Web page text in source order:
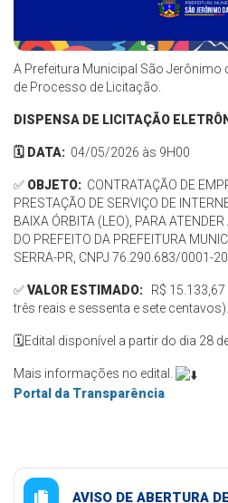
A Prefeitura Municipal São Jerônimo
de Processo de Licitação.
DISPENSA DE LICITAÇÃO
🗓️ DATA: 04/05/2026 às 9H00
✅ OBJETO: CONTRATAÇÃO DE
PRESTAÇÃO DE SERVIÇO DE
BAIXA ÓRBITA (LEO), PARA
DO PREFEITO DA PREFEITURA
SERRA-PR, CNPJ 76.290.683/0001-
✅VALOR ESTIMADO:
R$
três reais e sessenta e sete centavos).
🗓️Edital disponível a partir do dia 28
Mais informações no edital.
Portal da Transparência
AVISO DE ABERTURA